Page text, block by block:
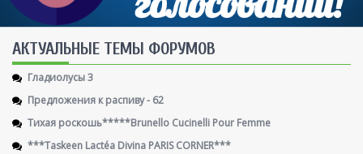
AКТУАЛЬНЫЕ ТЕМЫ ФОРУМОВ
Гладиолусы 3
Предложения к распиву - 62
Тихая роскошь*****Brunello Cucinelli Pour Femme
***Taskeen Lactéa Divina PARIS CORNER***